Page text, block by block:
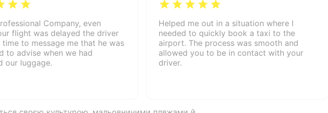
Company, even
flight was delayed the driver
to message me that he was
to advise when we had
our luggage.
Helped me out in a situation where I
needed to quickly book a taxi to the
airport. The process was smooth and
allowed you to be in contact with your
driver.